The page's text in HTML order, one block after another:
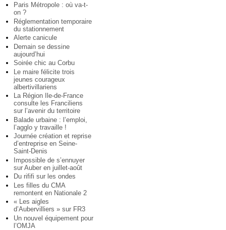
Paris Métropole : où va-t-
on ?
Réglementation temporaire
du stationnement
Alerte canicule
Demain se dessine
aujourd’hui
Soirée chic au Corbu
Le maire félicite trois
jeunes courageux
albertivillariens
La Région Ile-de-France
consulte les Franciliens
sur l’avenir du territoire
Balade urbaine : l’emploi,
l’agglo y travaille !
Journée création et reprise
d’entreprise en Seine-
Saint-Denis
Impossible de s’ennuyer
sur Auber en juillet-août
Du rififi sur les ondes
Les filles du CMA
remontent en Nationale 2
« Les aigles
d’Aubervilliers » sur FR3
Un nouvel équipement pour
l’OMJA